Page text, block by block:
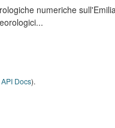
numeriche
API Docs).